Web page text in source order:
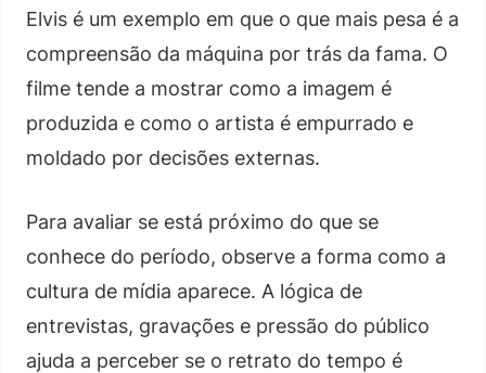
Elvis é um exemplo em que o que mais pesa é a
compreensão da máquina por trás da fama. O
filme tende a mostrar como a imagem é
produzida e como o artista é empurrado e
moldado por decisões externas.
Para avaliar se está próximo do que se
conhece do período, observe a forma como a
cultura de mídia aparece. A lógica de
entrevistas, gravações e pressão do público
ajuda a perceber se o retrato do tempo é